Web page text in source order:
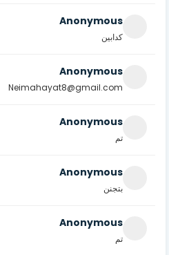
Anonymous
كدابين
Anonymous
Neimahayat8@gmail.com
Anonymous
تم
Anonymous
بتجنن
Anonymous
تم